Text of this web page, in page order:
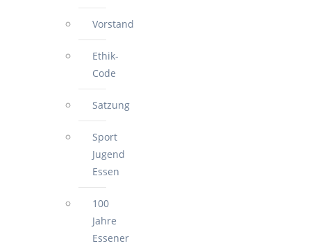
Vorstand
Ethik-
Code
Satzung
Sport
Jugend
Essen
100
Jahre
Essener